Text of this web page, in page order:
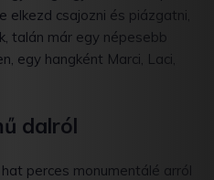
elkezd csajozni és piázgatni,
talán már egy népesebb
egy hangként Marci, Laci,
dalról
perces monumentálé arról